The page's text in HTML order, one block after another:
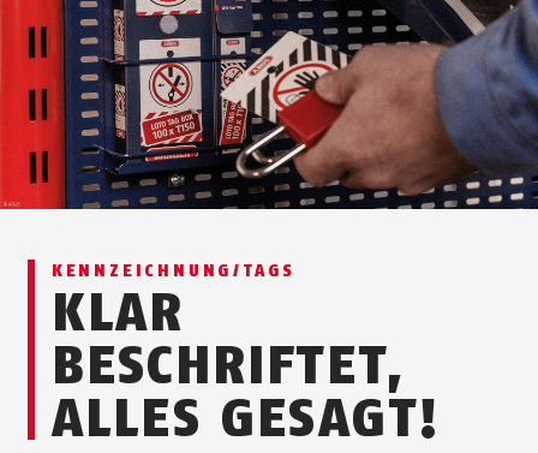
KENNZEICHNUNG/TAGS
KLAR
BESCHRIFTET,
ALLES GESAGT!